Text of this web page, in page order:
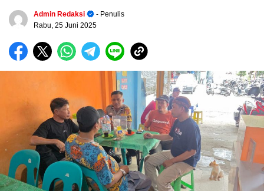
Admin Redaksi
- Penulis
Rabu, 25 Juni 2025